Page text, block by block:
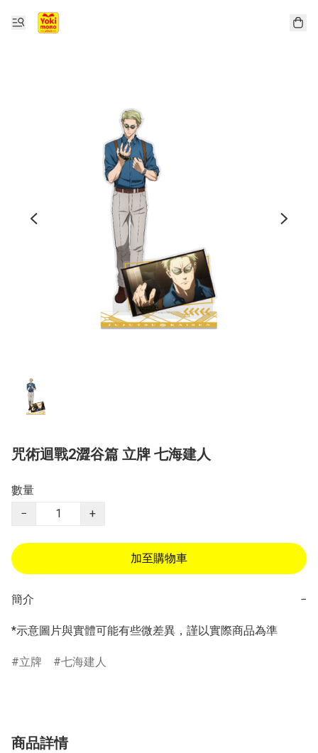
咒術迴戰2澀谷篇 立牌 七海建人
數量
−
+
加至購物車
簡介 −
*示意圖片與實體可能有些微差異，謹以實際商品為準
立牌 七海建人
商品詳情